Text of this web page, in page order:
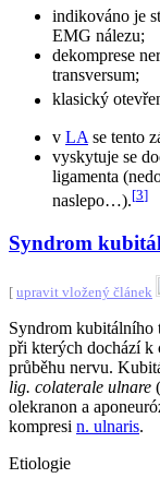
indikováno je
EMG nálezu;
dekomprese
transversum;
klasický
v LA se tento
vyskytuje se
ligamenta
naslepo…).[3]
Syndrom
[ upravit vložený článek
Syndrom kubitálního
při kterých dochází k
průběhu nervu.
lig. colaterale ulnare
olekranon a
kompresi n. ulnaris.
Etiologie